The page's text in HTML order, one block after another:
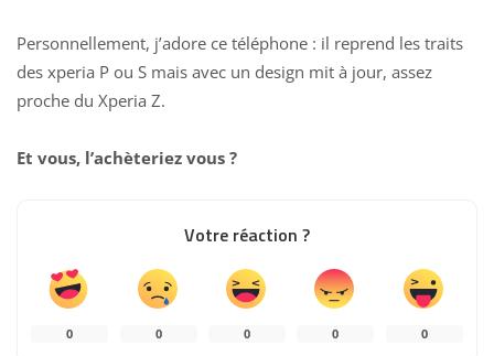
Personnellement, j’adore ce téléphone : il reprend les traits
des xperia P ou S mais avec un design mit à jour, assez
proche du Xperia Z.
Et vous, l’achèteriez vous ?
Votre réaction ?
0 0 0 0 0